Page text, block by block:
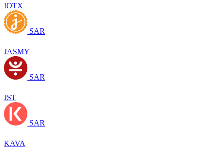
IOTX
SAR
JASMY
SAR
JST
SAR
KAVA